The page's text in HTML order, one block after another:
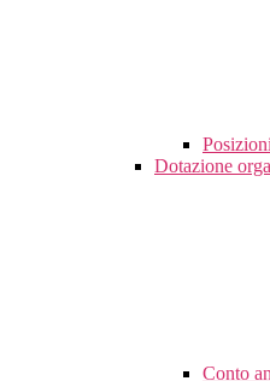
Dotazione
Conto